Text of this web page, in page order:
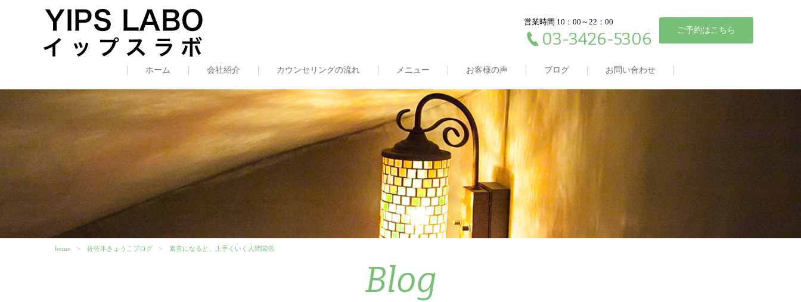
営業時間 10：00～22：00
03-3426-5306 ご予約はこちら
ホーム 会社紹介 カウンセリングの流れ メニュー お客様の声 ブログ お問い合わせ
home 佐佐木きょうこブログ 素直になると、上手くいく人間関係
Blog